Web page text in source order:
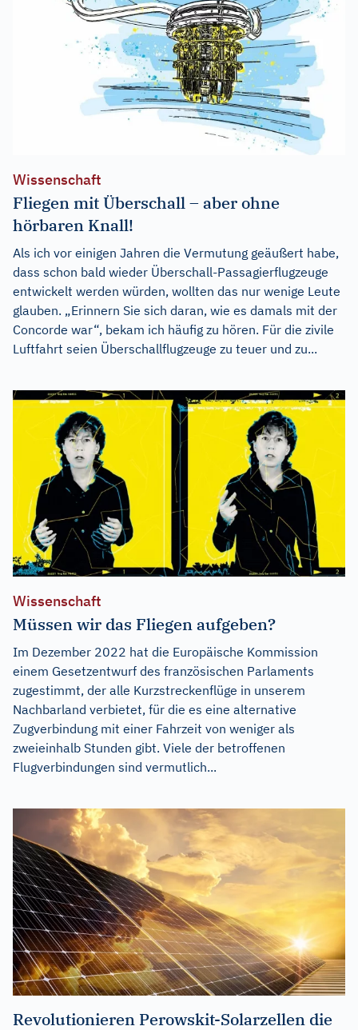
Wissenschaft
Fliegen mit Überschall – aber ohne
hörbaren Knall!
Als ich vor einigen Jahren die Vermutung geäußert habe,
dass schon bald wieder Überschall-Passagierflugzeuge
entwickelt werden würden, wollten das nur wenige Leute
glauben. „Erinnern Sie sich daran, wie es damals mit der
Concorde war“, bekam ich häufig zu hören. Für die zivile
Luftfahrt seien Überschallflugzeuge zu teuer und zu...
Wissenschaft
Müssen wir das Fliegen aufgeben?
Im Dezember 2022 hat die Europäische Kommission
einem Gesetzentwurf des französischen Parlaments
zugestimmt, der alle Kurzstreckenflüge in unserem
Nachbarland verbietet, für die es eine alternative
Zugverbindung mit einer Fahrzeit von weniger als
zweieinhalb Stunden gibt. Viele der betroffenen
Flugverbindungen sind vermutlich...
Revolutionieren Perowskit-Solarzellen die